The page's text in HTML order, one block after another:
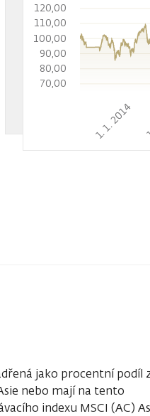
1. 1. 2014
70,00
80,00
90,00
100,00
110,00
120,00
jako procentní podíl
nebo mají na tento
indexu MSCI (AC)